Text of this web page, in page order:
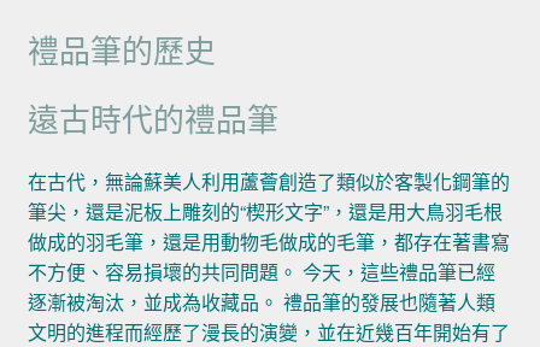
禮品筆的歷史
遠古時代的禮品筆
在古代，無論蘇美人利用蘆薈創造了類似於客製化鋼筆的
筆尖，還是泥板上雕刻的“楔形文字”，還是用大鳥羽毛根
做成的羽毛筆，還是用動物毛做成的毛筆，都存在著書寫
不方便、容易損壞的共同問題。 今天，這些禮品筆已經
逐漸被淘汰，並成為收藏品。 禮品筆的發展也隨著人類
文明的進程而經歷了漫長的演變，並在近幾百年開始有了